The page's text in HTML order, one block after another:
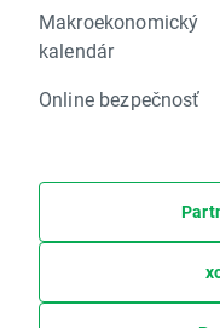
Makroekonomický
kalendár
Online bezpečnosť